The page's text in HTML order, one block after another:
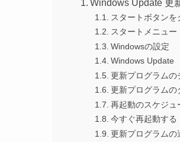
Windows Update 更
スタートボタンを
スタートメニュー
Windowsの設定
Windows Update
更新プログラムの
更新プログラムの
再起動のスケジュ
今すぐ再起動する
更新プログラムの